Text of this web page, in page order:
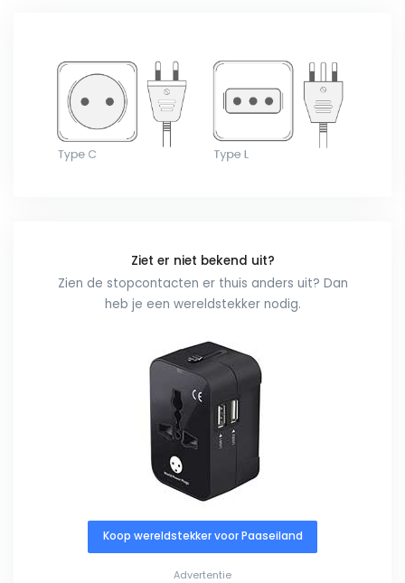
Ziet er niet bekend uit?
Zien de stopcontacten er thuis anders uit? Dan
heb je een wereldstekker nodig.
Koop wereldstekker voor Paaseiland
Advertentie